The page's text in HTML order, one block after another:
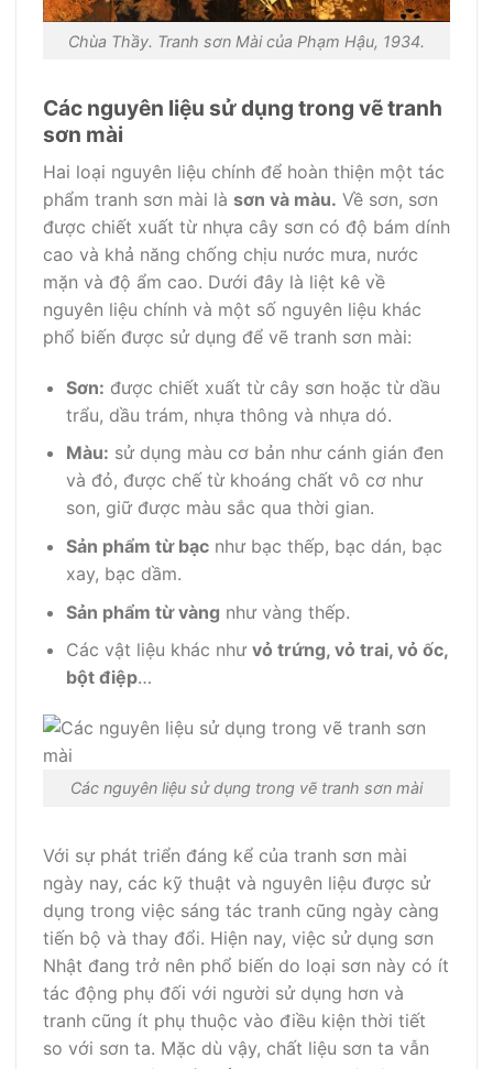
Chùa Thầy. Tranh sơn Mài của Phạm Hậu, 1934.
Các nguyên liệu sử dụng trong vẽ tranh
sơn mài
Hai loại nguyên liệu chính để hoàn thiện một tác
phẩm tranh sơn mài là sơn và màu. Về sơn, sơn
được chiết xuất từ nhựa cây sơn có độ bám dính
cao và khả năng chống chịu nước mưa, nước
mặn và độ ẩm cao. Dưới đây là liệt kê về
nguyên liệu chính và một số nguyên liệu khác
phổ biến được sử dụng để vẽ tranh sơn mài:
Sơn: được chiết xuất từ cây sơn hoặc từ dầu
trẩu, dầu trám, nhựa thông và nhựa dó.
Màu: sử dụng màu cơ bản như cánh gián đen
và đỏ, được chế từ khoáng chất vô cơ như
son, giữ được màu sắc qua thời gian.
Sản phẩm từ bạcnhư bạc thếp, bạc dán, bạc
xay, bạc dầm.
Sản phẩm từ vàng như vàng thếp.
Các vật liệu khác như vỏ trứng, vỏ trai, vỏ ốc,
bột điệp…
Các nguyên liệu sử dụng trong vẽ tranh sơn mài
Với sự phát triển đáng kể của tranh sơn mài
ngày nay, các kỹ thuật và nguyên liệu được sử
dụng trong việc sáng tác tranh cũng ngày càng
tiến bộ và thay đổi. Hiện nay, việc sử dụng sơn
Nhật đang trở nên phổ biến do loại sơn này có ít
tác động phụ đối với người sử dụng hơn và
tranh cũng ít phụ thuộc vào điều kiện thời tiết
so với sơn ta. Mặc dù vậy, chất liệu sơn ta vẫn